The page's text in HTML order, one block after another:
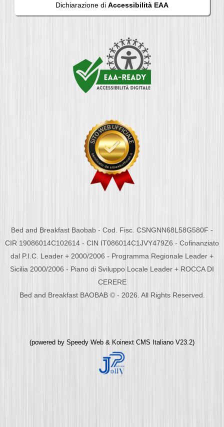
Dichiarazione di Accessibilità EAA
Bed and Breakfast Baobab - Cod. Fisc. CSNGNN68L58G580F -
CIR 19086014C102614 - CIN IT086014C1JVY479Z6 - Cofinanziato
dal P.I.C. Leader + 2000/2006 - Programma Regionale Leader +
Sicilia 2000/2006 - Piano di Sviluppo Locale Leader + ROCCA DI
CERERE
Bed and Breakfast BAOBAB © - 2026. All Rights Reserved.
(powered by Speedy Web & Koinext CMS Italiano V23.2)